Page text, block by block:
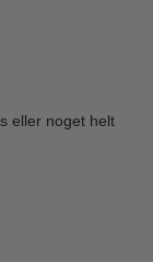
eller noget helt